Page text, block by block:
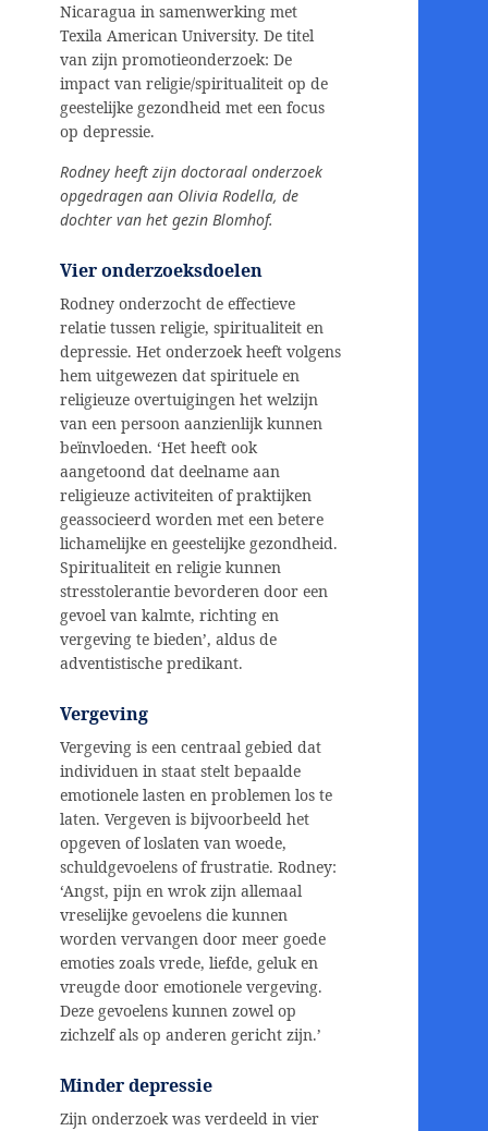
Nicaragua in samenwerking met
Texila American University. De titel
van zijn promotieonderzoek: De
impact van religie/spiritualiteit op de
geestelijke gezondheid met een focus
op depressie.
Rodney heeft zijn doctoraal onderzoek
opgedragen aan Olivia Rodella, de
dochter van het gezin Blomhof.
Vier onderzoeksdoelen
Rodney onderzocht de effectieve
relatie tussen religie, spiritualiteit en
depressie. Het onderzoek heeft volgens
hem uitgewezen dat spirituele en
religieuze overtuigingen het welzijn
van een persoon aanzienlijk kunnen
beïnvloeden. ‘Het heeft ook
aangetoond dat deelname aan
religieuze activiteiten of praktijken
geassocieerd worden met een betere
lichamelijke en geestelijke gezondheid.
Spiritualiteit en religie kunnen
stresstolerantie bevorderen door een
gevoel van kalmte, richting en
vergeving te bieden’, aldus de
adventistische predikant.
Vergeving
Vergeving is een centraal gebied dat
individuen in staat stelt bepaalde
emotionele lasten en problemen los te
laten. Vergeven is bijvoorbeeld het
opgeven of loslaten van woede,
schuldgevoelens of frustratie. Rodney:
‘Angst, pijn en wrok zijn allemaal
vreselijke gevoelens die kunnen
worden vervangen door meer goede
emoties zoals vrede, liefde, geluk en
vreugde door emotionele vergeving.
Deze gevoelens kunnen zowel op
zichzelf als op anderen gericht zijn.’
Minder depressie
Zijn onderzoek was verdeeld in vier